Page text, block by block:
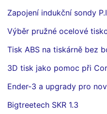
Zapojení indukční sondy
Výběr pružné ocelové
Tisk ABS na tiskárně bez
3D tisk jako pomoc při
Ender-3 a upgrady pro
Bigtreetech SKR 1.3